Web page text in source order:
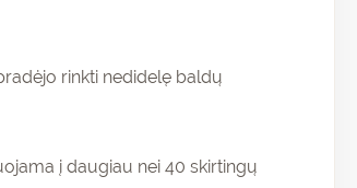
rinkti nedidelę baldų
į daugiau nei 40 skirtingų